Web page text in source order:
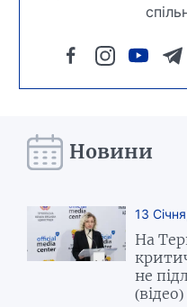
Новини
13
На
не
(відео)